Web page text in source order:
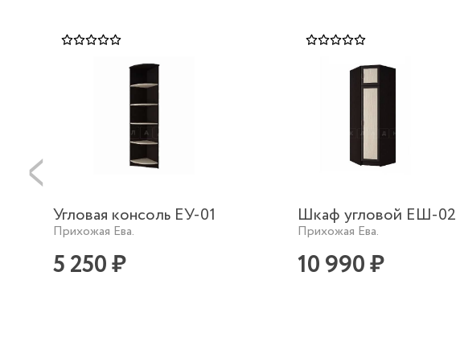
Угловая консоль ЕУ-01
Прихожая Ева.
5 250 ₽
Шкаф угловой ЕШ-02
Прихожая Ева.
10 990 ₽